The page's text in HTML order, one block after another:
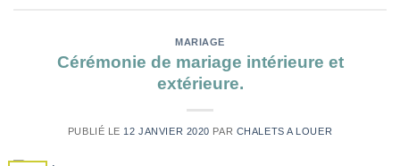
MARIAGE
Cérémonie de mariage intérieure et
extérieure.
PUBLIÉ LE 12 JANVIER 2020 PAR CHALETS A LOUER